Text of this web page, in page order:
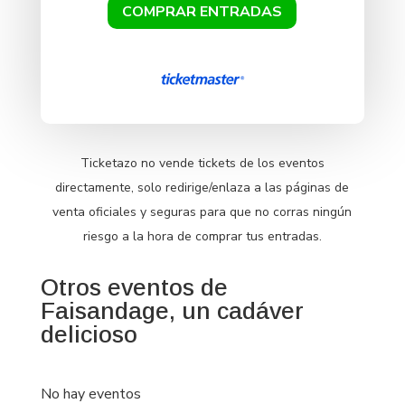
COMPRAR ENTRADAS
Ticketazo no vende tickets de los eventos
directamente, solo redirige/enlaza a las páginas de
venta oficiales y seguras para que no corras ningún
riesgo a la hora de comprar tus entradas.
Otros eventos de
Faisandage, un cadáver
delicioso
No hay eventos